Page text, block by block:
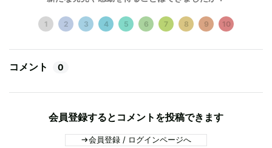
1 2 3 4 5 6 7 8 9 10
コメント 0
会員登録するとコメントを投稿できます
会員登録 / ログインページへ